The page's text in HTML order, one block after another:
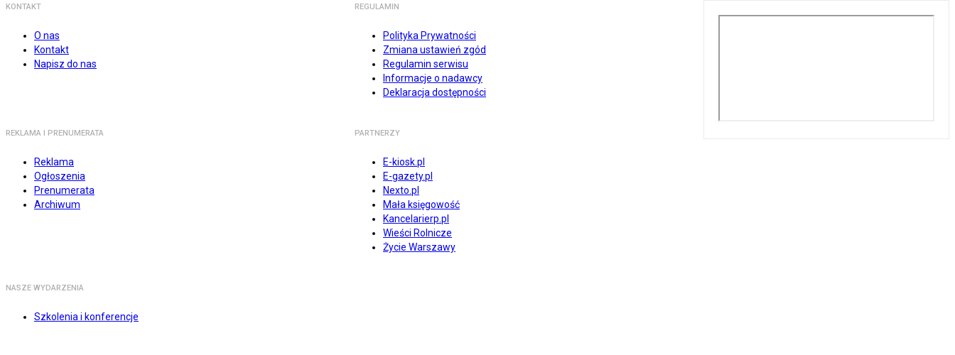
KONTAKT
O nas
Kontakt
Napisz do nas
REGULAMIN
Polityka Prywatności
Zmiana ustawień zgód
Regulamin serwisu
Informacje o nadawcy
Deklaracja dostępności
REKLAMA I PRENUMERATA
Reklama
Ogłoszenia
Prenumerata
Archiwum
PARTNERZY
E-kiosk.pl
E-gazety.pl
Nexto.pl
Mała księgowość
Kancelarierp.pl
Wieści Rolnicze
Życie Warszawy
NASZE WYDARZENIA
Szkolenia i konferencje